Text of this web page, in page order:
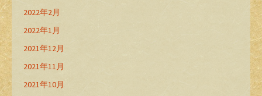
2022年2月
2022年1月
2021年12月
2021年11月
2021年10月